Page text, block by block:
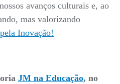
avanços culturais e, ao
mas valorizando
Inovação!
JM na Educação, no